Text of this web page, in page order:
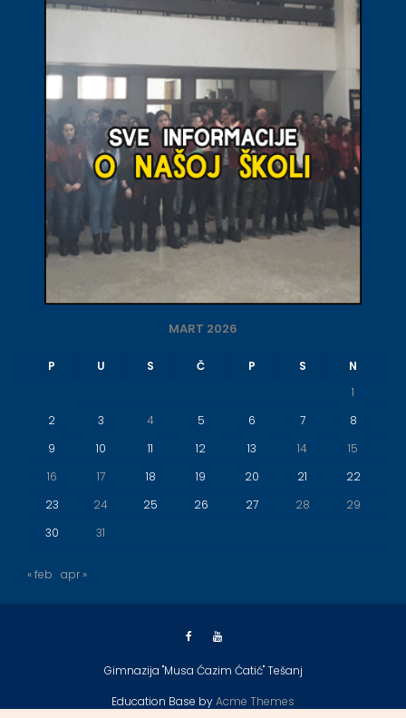
MART 2026
P U S Č P S
N
1
2
3 4 5 6 7
8
9
10 11 12 13 14
15
16
17 18 19 20 21
22
23
24 25 26 27 28
29
30
31
« feb apr »
Gimnazija "Musa Ćazim Ćatić" Tešanj
Education Base byAcme Themes